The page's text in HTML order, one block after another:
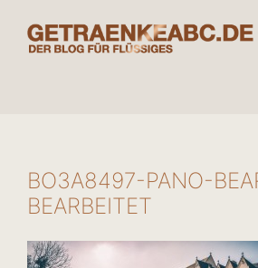
Inhalt
springen
BO3A8497-PANO-
BEARBEITET